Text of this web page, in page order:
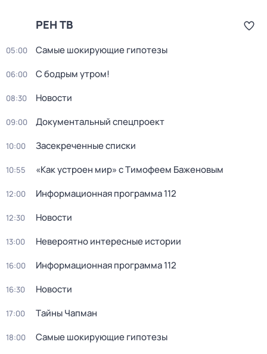
РЕН ТВ
05:00 Самые шoкиpующие гипотезы
06:00 С бодрым утром!
08:30 Новости
09:00 Документальный спецпроект
10:00 Зacекрeченные cписки
10:55 «Как устроен мир» с Тимофеем Баженовым
12:00 Информационная программа 112
12:30 Новости
13:00 Невероятно интересные истории
16:00 Информационная программа 112
16:30 Новости
17:00 Тaйны Чапман
18:00 Самые шoкиpующие гипотезы